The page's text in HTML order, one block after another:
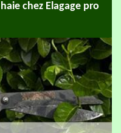
chez Elagage pro